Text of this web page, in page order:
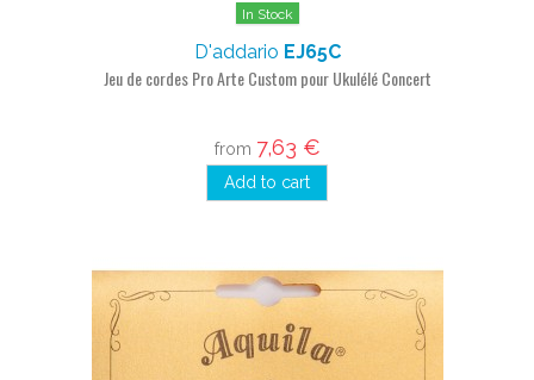
In Stock
D'addario EJ65C
Jeu de cordes Pro Arte Custom pour Ukulélé Concert
from 7,63 €
Add to cart